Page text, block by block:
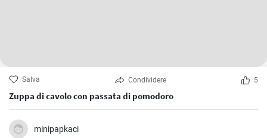
Salva Condividere 5
Zuppa di cavolo con passata di pomodoro
minipapkaci